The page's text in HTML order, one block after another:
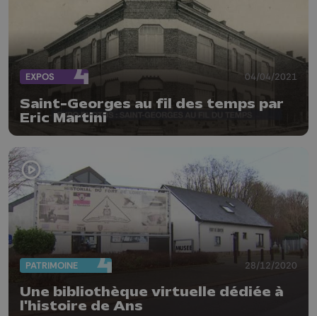
EXPOS 04/04/2021
Saint-Georges au fil des temps par
Eric Martini
PATRIMOINE 28/12/2020
Une bibliothèque virtuelle dédiée à
l'histoire de Ans